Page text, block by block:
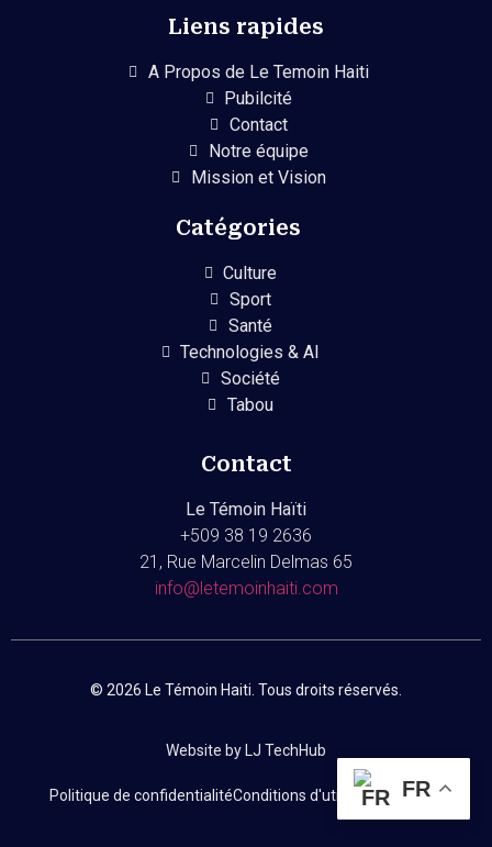
Liens rapides
A Propos de Le Temoin Haiti
Pubilcité
Contact
Notre équipe
Mission et Vision
Catégories
Culture
Sport
Santé
Technologies & AI
Société
Tabou
Contact
Le Témoin Haïti
+509 38 19 2636
21, Rue Marcelin Delmas 65
info@letemoinhaiti.com
© 2026 Le Témoin Haiti. Tous droits réservés.
Website by LJ TechHub
Politique de confidentialitéConditions d'utilisationContact
FR